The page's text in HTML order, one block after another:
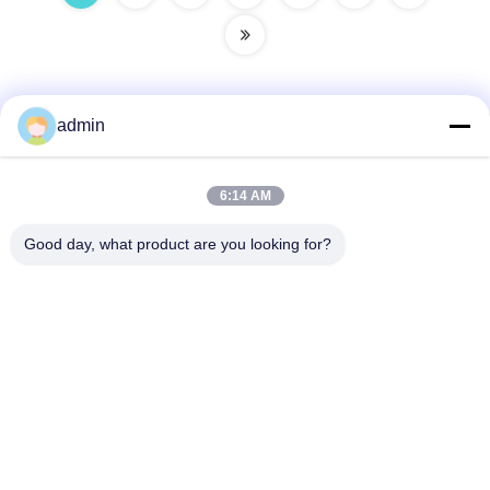
Snel contact
38 Shafu Avenue, Longjiang Town, Shunde District, Foshan
admin
6:14 AM
Good day, what product are you looking for?